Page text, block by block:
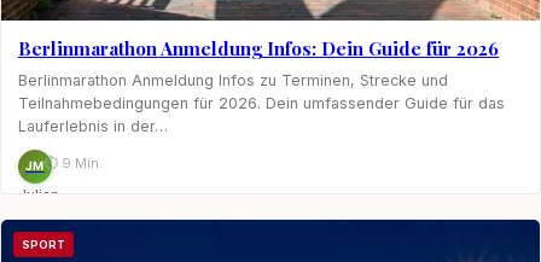
Berlinmarathon Anmeldung Infos: Dein Guide für 2026
Berlinmarathon Anmeldung Infos zu Terminen, Strecke und
Teilnahmebedingungen für 2026. Dein umfassender Guide für das
Lauferlebnis in der…
JM
Julian
⏱ 9 Min.
SPORT